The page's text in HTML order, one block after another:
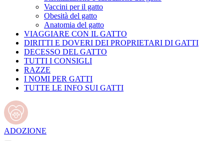
Vaccini per il gatto
Obesità del gatto
Anatomia del gatto
VIAGGIARE CON IL GATTO
DIRITTI E DOVERI DEI PROPRIETARI DI GATTI
DECESSO DEL GATTO
TUTTI I CONSIGLI
RAZZE
I NOMI PER GATTI
TUTTE LE INFO SUI GATTI
ADOZIONE